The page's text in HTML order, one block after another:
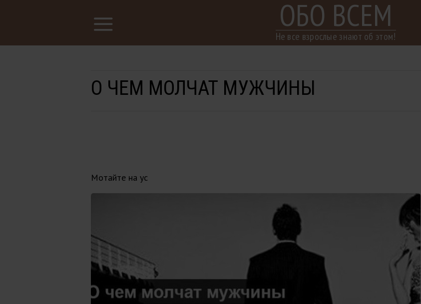
ОБО ВСЕМ
Не все взрослые знают об этом!
О ЧЕМ МОЛЧАТ МУЖЧИНЫ
Мотайте на ус